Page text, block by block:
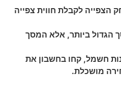
הצפייה לקבלת חווית צפייה
הגדול ביותר, אלא המסך
חשמל, קחו בחשבון את
מושכלת.